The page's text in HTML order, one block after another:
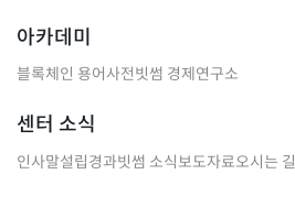
아카데미
블록체인 용어사전빗썸 경제연구소
센터 소식
인사말설립경과빗썸 소식보도자료오시는 길